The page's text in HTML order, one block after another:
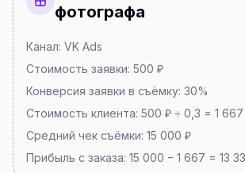
фотографа
Канал: VK Ads
Стоимость заявки: 500 ₽
Конверсия заявки в съёмку: 30%
Стоимость клиента: 500 ₽ ÷ 0,3 = 1
Средний чек съёмки: 15 000 ₽
Прибыль с заказа: 15 000 − 1 667 = 13